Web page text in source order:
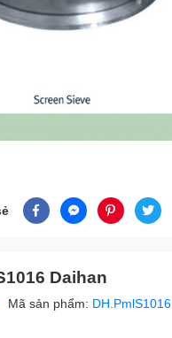
Daihan
Mã sản phẩm: DH.PmlS1016